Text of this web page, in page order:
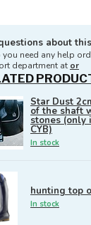
about
you need any help
department at or
Star Dust
of the shaft
stones (only
CYB)
In stock
hunting top
In stock